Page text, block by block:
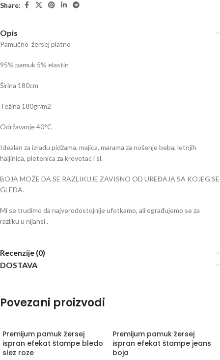
Share:
Opis
Pamučno žersej platno
95% pamuk 5% elastin
Širina 180cm
Težina 180gr/m2
Održavanje 40°C
Idealan za izradu pidžama, majica, marama za nošenje beba, letnjih
haljinica, pletenica za krevetac i sl.
BOJA MOŽE DA SE RAZLIKUJE ZAVISNO OD UREĐAJA SA KOJEG SE
GLEDA.
Mi se trudimo da najverodostojnije ufotkamo, ali ograđujemo se za
razliku u nijansi .
Recenzije (0)
DOSTAVA
Povezani proizvodi
Premijum pamuk žersej
ispran efekat štampe bledo
slez roze
Premijum pamuk žersej
ispran efekat štampe jeans
boja